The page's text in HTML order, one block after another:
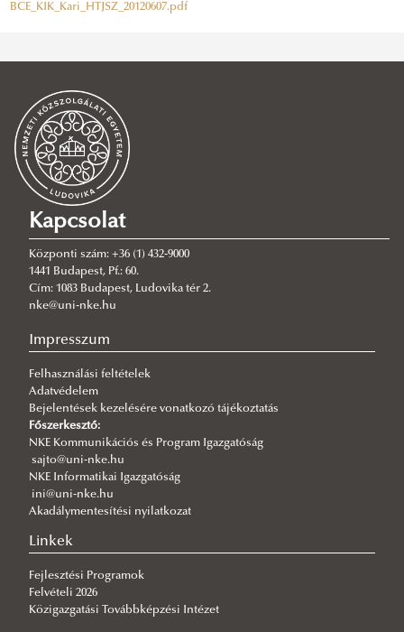
BCE_KIK_Kari_HTJSZ_20120607.pdf
Kapcsolat
Központi szám: +36 (1) 432-9000
1441 Budapest, Pf.: 60.
Cím: 1083 Budapest, Ludovika tér 2.
nke@uni-nke.hu
Impresszum
Felhasználási feltételek
Adatvédelem
Bejelentések kezelésére vonatkozó tájékoztatás
Főszerkesztő:
NKE Kommunikációs és Program Igazgatóság
sajto@uni-nke.hu
NKE Informatikai Igazgatóság
ini@uni-nke.hu
Akadálymentesítési nyilatkozat
Linkek
Fejlesztési Programok
Felvételi 2026
Közigazgatási Továbbképzési Intézet